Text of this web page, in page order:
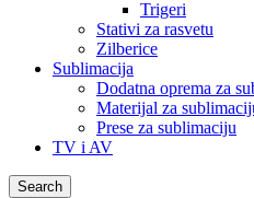
Trigeri
Stativi za rasvetu
Zilberice
Sublimacija
Dodatna oprema za
Materijal za
Prese za sublimaciju
TV i AV
Search